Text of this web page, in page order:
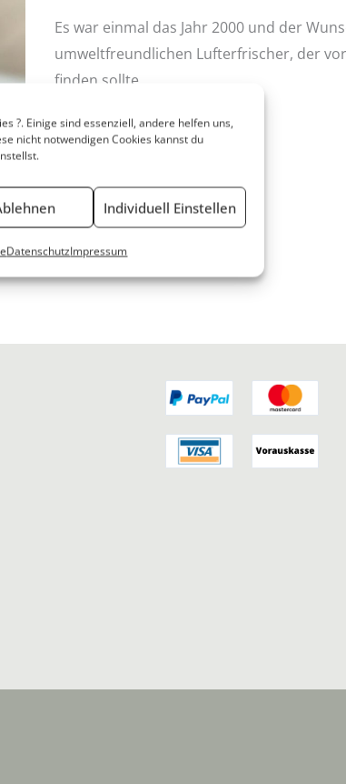
?. Einige sind essenziell, andere helfen uns,
nicht notwendigen Cookies kannst du
Individuell Einstellen
DatenschutzImpressum
Es war einmal das Jahr 2000 und der
umweltfreundlichen Lufterfrischer, der
finden sollte.
Read More »